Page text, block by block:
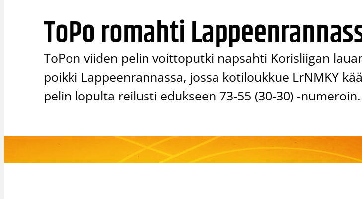
ToPo romahti
ToPon viiden pelin voittoputki napsahti Korisliigan
poikki Lappeenrannassa, jossa kotiloukkue LrNMKY
pelin lopulta reilusti edukseen 73-55 (30-30) -numeroin.